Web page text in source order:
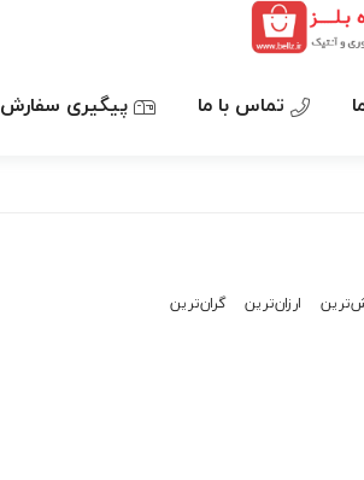
تماس با ما پیگیری سفارش
ارزان‌ترین گران‌ترین